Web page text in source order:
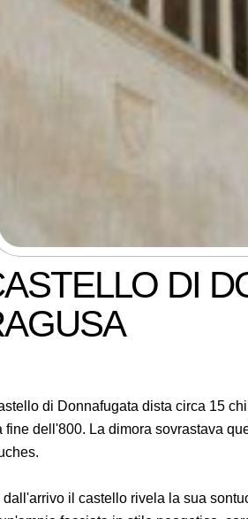
DI
di Donnafugata dista circa 15
fine dell'800. La dimora sovrastava
dall'arrivo il castello rivela la sua